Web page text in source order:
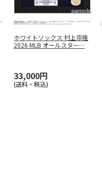
ホワイトソックス 村上宗隆
2026 MLB オールスター…
33,000円
(送料・税込)